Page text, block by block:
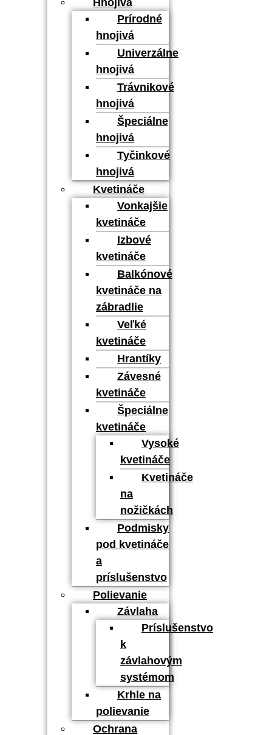
Prírodné
hnojivá
Univerzálne
hnojivá
Trávnikové
hnojivá
Špeciálne
hnojivá
Tyčinkové
hnojivá
Kvetináče
Vonkajšie
kvetináče
Izbové
kvetináče
Balkónové
kvetináče na
zábradlie
Veľké
kvetináče
Hrantíky
Závesné
kvetináče
Špeciálne
kvetináče
Vysoké
kvetináče
Kvetináče
na
nožičkách
Podmisky
pod kvetináče
a
príslušenstvo
Polievanie
Závlaha
Príslušenstvo
k
závlahovým
systémom
Krhle na
polievanie
Ochrana